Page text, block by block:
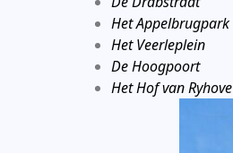
Het Appelbrugpark
Het Veerleplein
De Hoogpoort
Het Hof van Ryhove